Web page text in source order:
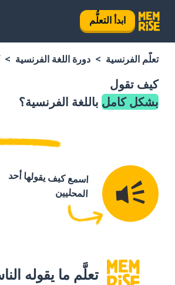
ابدأ التعلُّم
تعلَّم الفرنسية دورة اللغة الفرنسية
كيف تقول
بشكل كامل باللغة الفرنسية؟
اسمع كيف يقولها أحد
المحليين
تعلَّم ما يقوله